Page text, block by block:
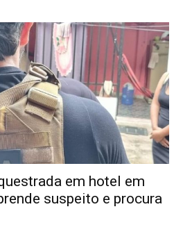
em hotel em
suspeito e procura